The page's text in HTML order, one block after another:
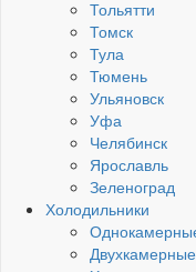
Тольятти
Томск
Тула
Тюмень
Ульяновск
Уфа
Челябинск
Ярославль
Зеленоград
Холодильники